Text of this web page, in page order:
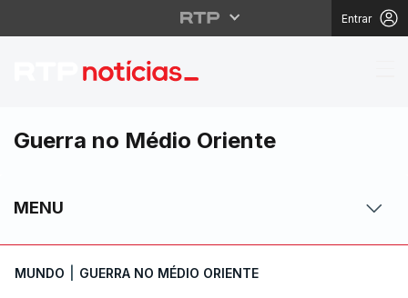
Entrar
UE quer integrar
Guerra no Médio Oriente
MENU
MUNDO GUERRA NO MÉDIO ORIENTE